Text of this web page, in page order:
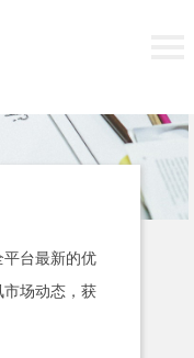
台最新的优
市场动态，获